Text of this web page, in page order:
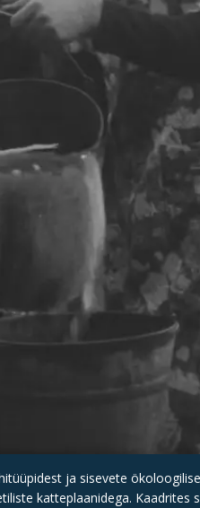
ja sisevete
katteplaanidega. Kaadrites